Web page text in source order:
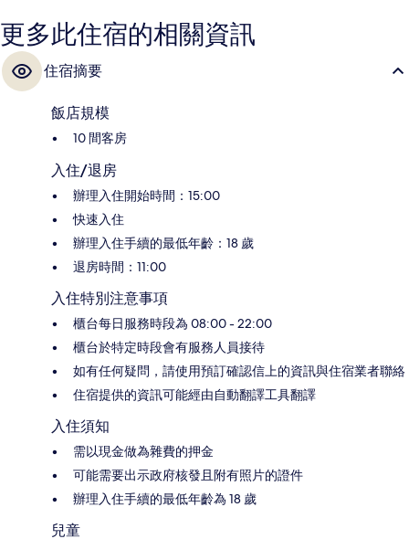
更多此住宿的相關資訊
住宿摘要
飯店規模
10 間客房
入住/退房
辦理入住開始時間：15:00
快速入住
辦理入住手續的最低年齡：18 歲
退房時間：11:00
入住特別注意事項
櫃台每日服務時段為 08:00 - 22:00
櫃台於特定時段會有服務人員接待
如有任何疑問，請使用預訂確認信上的資訊與住宿業者聯絡
住宿提供的資訊可能經由自動翻譯工具翻譯
入住須知
需以現金做為雜費的押金
可能需要出示政府核發且附有照片的證件
辦理入住手續的最低年齡為 18 歲
兒童